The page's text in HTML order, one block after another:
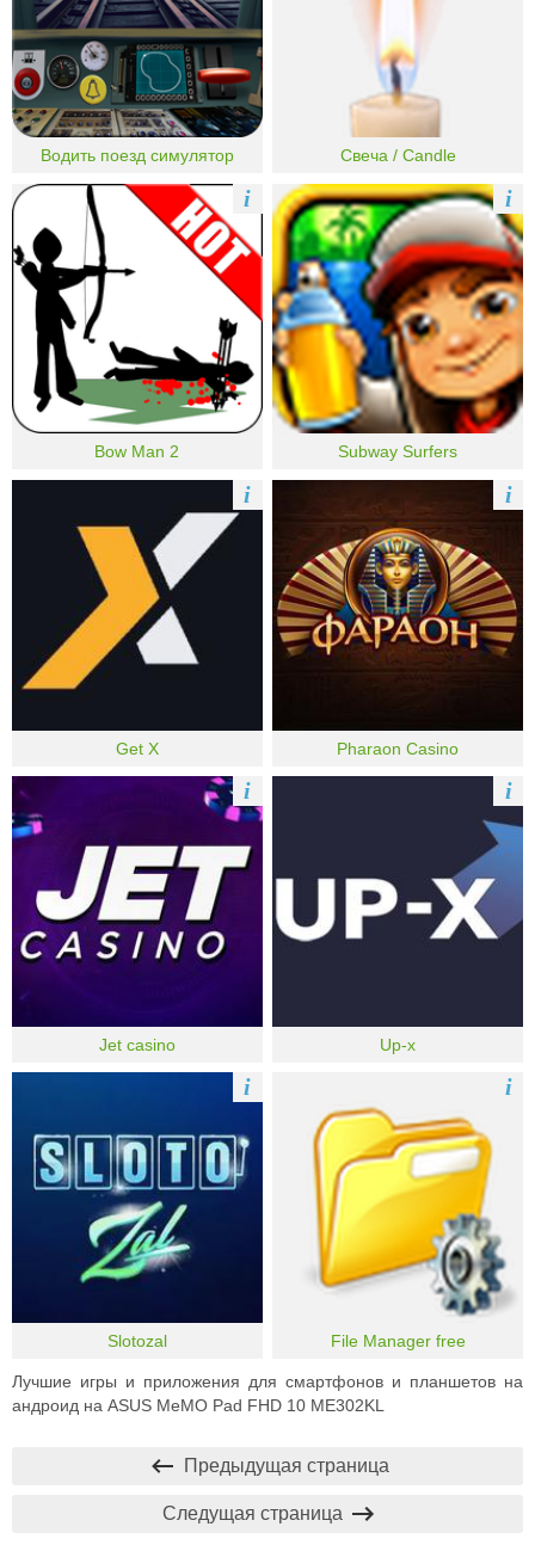
Водить поезд симулятор Свеча / Candle
Bow Man 2
i
Subway Surfers
i
Get X
i
Pharaon Casino
i
Jet casino
i
Up-x
i
Slotozal
i
File Manager free
i
Лучшие игры и приложения для смартфонов и планшетов на
андроид на ASUS MeMO Pad FHD 10 ME302KL
Предыдущая страница
Следущая страница